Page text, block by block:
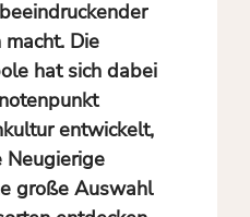
Die
hat sich dabei
entwickelt,
Neugierige
große Auswahl